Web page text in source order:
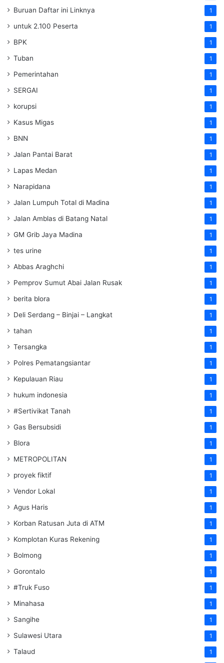
Buruan Daftar ini Linknya 1
untuk 2.100 Peserta 1
BPK 1
Tuban 1
Pemerintahan 1
SERGAI 1
korupsi 1
Kasus Migas 1
BNN 1
Jalan Pantai Barat 1
Lapas Medan 1
Narapidana 1
Jalan Lumpuh Total di Madina 1
Jalan Amblas di Batang Natal 1
GM Grib Jaya Madina 1
tes urine 1
Abbas Araghchi 1
Pemprov Sumut Abai Jalan Rusak 1
berita blora 1
Deli Serdang – Binjai – Langkat 1
tahan 1
Tersangka 1
Polres Pematangsiantar 1
Kepulauan Riau 1
hukum indonesia 1
#Sertivikat Tanah 1
Gas Bersubsidi 1
Blora 1
METROPOLITAN 1
proyek fiktif 1
Vendor Lokal 1
Agus Haris 1
Korban Ratusan Juta di ATM 1
Komplotan Kuras Rekening 1
Bolmong 1
Gorontalo 1
#Truk Fuso 1
Minahasa 1
Sangihe 1
Sulawesi Utara 1
Talaud 1